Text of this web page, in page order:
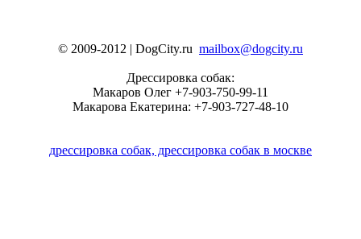
© 2009-2012 | DogCity.ru mailbox@dogcity.ru
Дрессировка собак:
Макаров Олег +7-903-750-99-11
Макарова Екатерина: +7-903-727-48-10
дрессировка собак, дрессировка собак в москве